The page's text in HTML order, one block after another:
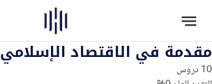
مقدمة في الاقتصاد الإسلامي
10 دروس